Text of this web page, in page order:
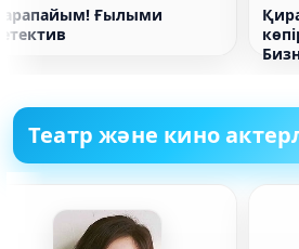
Ғылыми
Театр және кино